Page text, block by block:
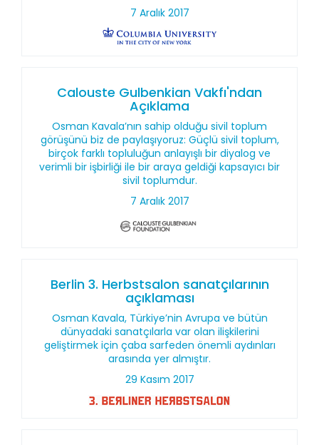
7 Aralık 2017
Calouste Gulbenkian Vakfı'ndan
Açıklama
Osman Kavala’nın sahip olduğu sivil toplum
görüşünü biz de paylaşıyoruz: Güçlü sivil toplum,
birçok farklı topluluğun anlayışlı bir diyalog ve
verimli bir işbirliği ile bir araya geldiği kapsayıcı bir
sivil toplumdur.
7 Aralık 2017
Berlin 3. Herbstsalon sanatçılarının
açıklaması
Osman Kavala, Türkiye’nin Avrupa ve bütün
dünyadaki sanatçılarla var olan ilişkilerini
geliştirmek için çaba sarfeden önemli aydınları
arasında yer almıştır.
29 Kasım 2017